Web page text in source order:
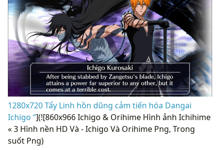
1280x720 Tẩy Linh hồn dũng cảm tiến hóa Dangai
Ichigo “](![860x966 Ichigo & Orihime Hình ảnh Ichihime
« 3 Hình nền HD Và - Ichigo Và Orihime Png, Trong
suốt Png)